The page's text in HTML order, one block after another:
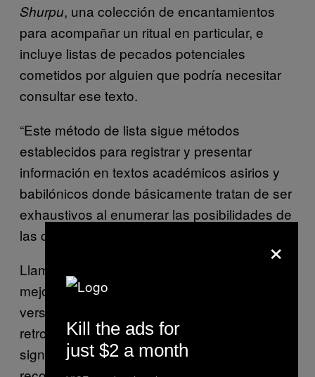
Shurpu, una colección de encantamientos
para acompañar un ritual en particular, e
incluye listas de pecados potenciales
cometidos por alguien que podría necesitar
consultar ese texto.
“Este método de lista sigue métodos
establecidos para registrar y presentar
información en textos académicos asirios y
babilónicos donde básicamente tratan de ser
exhaustivos al enumerar las posibilidades de
las cosas”, explicó.
Llamar a estos pecados “fobias” es, en el
mejor de los casos, una metáfora; podría
verse como un caso en el que el diagnóstico
retrospectivo puede distraer la atención del
significado original. “El psiquiatra moderno
×
Kill the ads for
just $2 a month